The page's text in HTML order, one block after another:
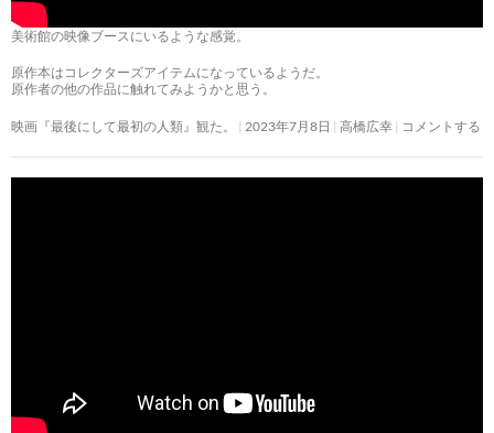
美術館の映像ブースにいるような感覚。
原作本はコレクターズアイテムになっているようだ。
原作者の他の作品に触れてみようかと思う。
映画『最後にして最初の人類』観た。 2023年7月8日 高橋広幸 コメントする